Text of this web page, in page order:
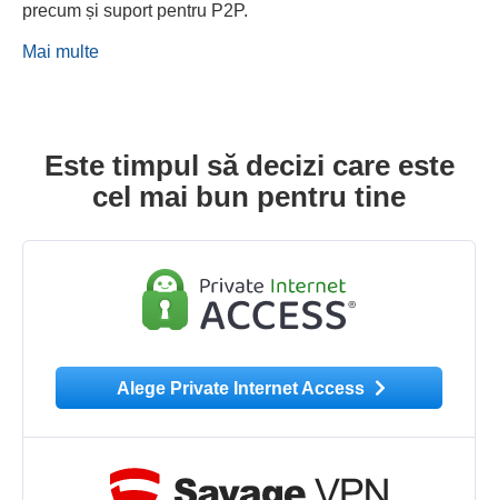
precum și suport pentru P2P.
Mai multe
Este timpul să decizi care este
cel mai bun pentru tine
Alege Private Internet Access